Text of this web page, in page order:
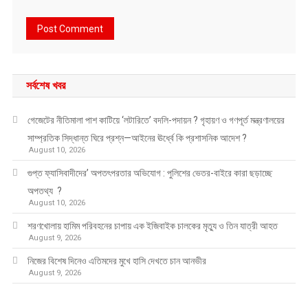
সর্বশেষ খবর
গেজেটের নীতিমালা পাশ কাটিয়ে ‘লটারিতে’ বদলি-পদায়ন ? গৃহায়ণ ও গণপূর্ত মন্ত্রণালয়ের
সাম্প্রতিক সিদ্ধান্ত ঘিরে প্রশ্ন—আইনের ঊর্ধ্বে কি প্রশাসনিক আদেশ ?
August 10, 2026
গুপ্ত ফ্যাসিবাদীদের’ অপতৎপরতার অভিযোগ : পুলিশের ভেতর-বাইরে কারা ছড়াচ্ছে
অপতথ্য ?
August 10, 2026
শরণখোলায় হামিম পরিবহনের চাপায় এক ইজিবাইক চালকের মৃত্যু ও তিন যাত্রী আহত
August 9, 2026
নিজের বিশেষ দিনেও এতিমদের মুখে হাসি দেখতে চান আনভীর
August 9, 2026